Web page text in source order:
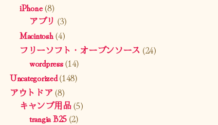
iPhone(8)
アプリ (3)
Macintosh(4)
フリーソフト・オープンソース (24)
wordpress(14)
Uncategorized(148)
アウトドア(8)
キャンプ用品(5)
trangia B25(2)